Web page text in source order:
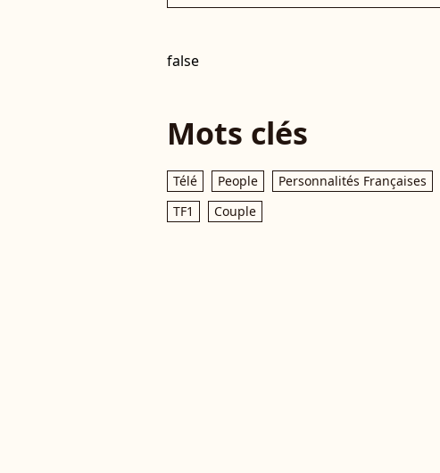
false
Mots clés
Télé People Personnalités Françaises
TF1
Couple